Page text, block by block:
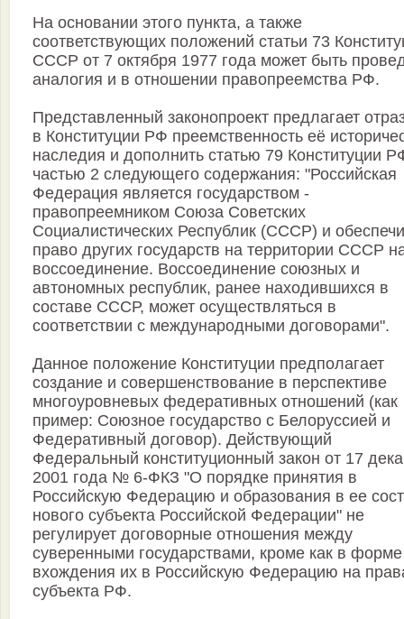
На основании этого пункта, а также
соответствующих положений статьи 73
СССР от 7 октября 1977 года может быть
аналогия и в отношении правопреемства РФ.
Представленный законопроект предлагает
в Конституции РФ преемственность её
наследия и дополнить статью 79 Конституции
частью 2 следующего содержания: "Российская
Федерация является государством -
правопреемником Союза Советских
Социалистических Республик (СССР) и
право других государств на территории СССР
воссоединение. Воссоединение союзных и
автономных республик, ранее находившихся в
составе СССР, может осуществляться в
соответствии с международными договорами".
Данное положение Конституции предполагает
создание и совершенствование в перспективе
многоуровневых федеративных отношений (как
пример: Союзное государство с Белоруссией и
Федеративный договор). Действующий
Федеральный конституционный закон от 17
2001 года № 6-ФКЗ "О порядке принятия в
Российскую Федерацию и образования в ее
нового субъекта Российской Федерации" не
регулирует договорные отношения между
суверенными государствами, кроме как в форме
вхождения их в Российскую Федерацию на
субъекта РФ.